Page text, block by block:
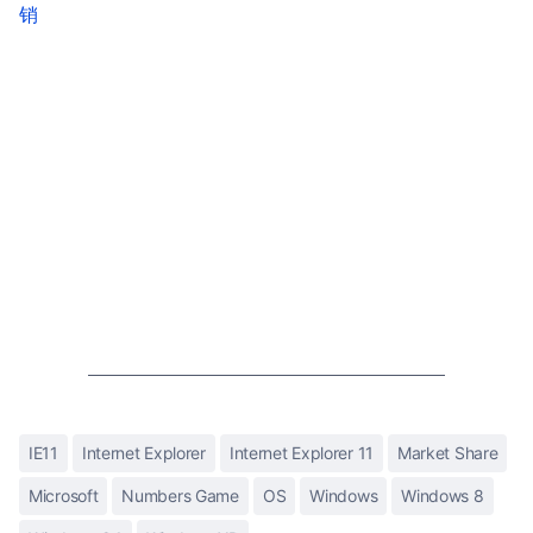
销
IE11 Internet Explorer Internet Explorer 11 Market Share
Microsoft Numbers Game OS Windows Windows 8